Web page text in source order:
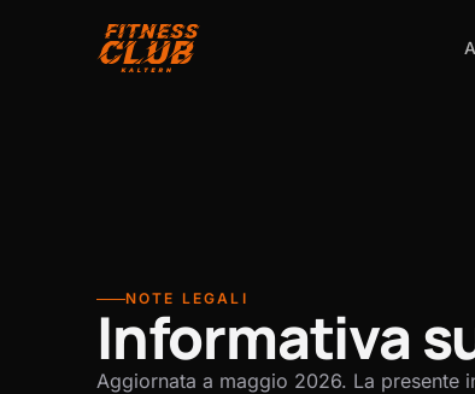
NOTE LEGALI
Informativa
Aggiornata a maggio 2026. La presente